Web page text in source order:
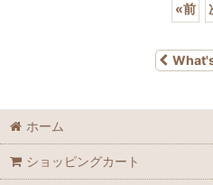
«前
ホーム
ショッピングカート